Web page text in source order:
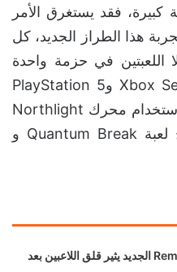
فقد يستغرق الأمر
هذا الطراز الجديد، كل
اللعبتين في حزمة واحدة
وسوف تصدر على Xbox Series X/S وPlayStation 5
والحاسب الشخصي، وسيتم استخدام محرك Northlight
الذي كان مسئول عن إخراج لعبة Quantum Break و
مدير فريق Remedy الجديد يثير قلق اللاعبين بعد